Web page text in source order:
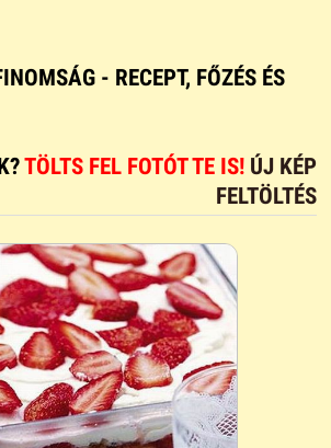
- RECEPT, FŐZÉS ÉS
TÖLTS FEL FOTÓT TE IS! ÚJ KÉP
FELTÖLTÉS